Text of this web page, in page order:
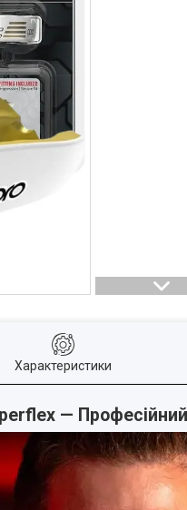
Характеристики
— Професійний